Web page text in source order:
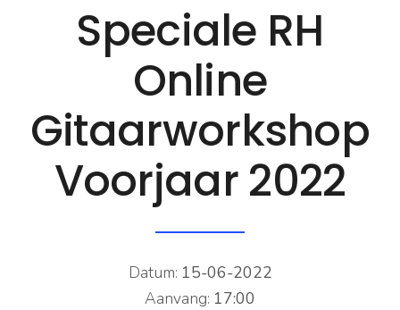
AGENDA
GITAARWORKSHOP
BANDCOACHING
SHOP
Speciale RH
Online
Gitaarworkshop
Voorjaar 2022
Datum: 15-06-2022
Aanvang: 17:00